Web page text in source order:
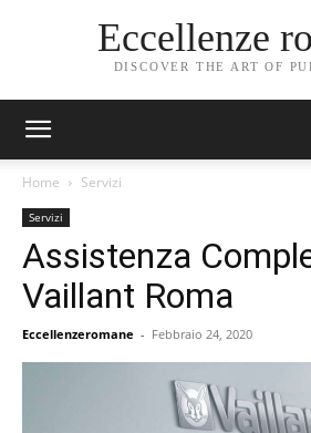
Eccellenze
DISCOVER THE ART OF
Home Servizi
Servizi
Assistenza
Vaillant Roma
Eccellenzeromane - Febbraio 24, 2020